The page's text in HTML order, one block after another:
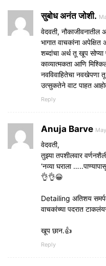
सुबोध अनंत जोशी.
वेदवती,
भागात वाचकांना
शब्दांचा अर्थ तू खूप
काव्यात्मकता आणि
नवविवाहितेचा
उत्सुकतेने वाट पाहत
Reply
Anuja Barve
वेदवती,
तुझ्या तपशीलवार
‘नव्या घराला
👌👌😀
Detailing अतिशय
वाचकांच्या पदरात
खूप छान.👍
Reply